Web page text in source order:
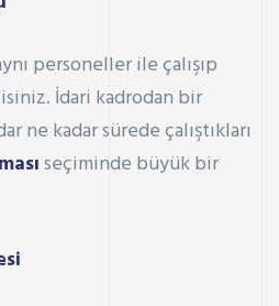
personeller ile çalışıp
İdari kadrodan bir
ne kadar sürede çalıştıkları
seçiminde büyük bir